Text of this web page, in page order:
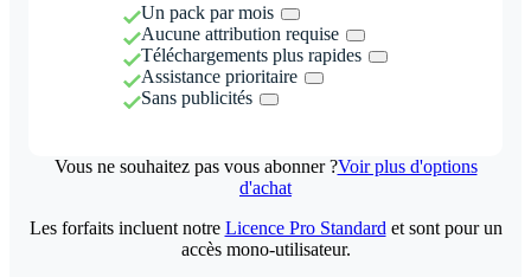
Un pack par mois
Aucune attribution requise
Téléchargements plus rapides
Assistance prioritaire
Sans publicités
Vous ne souhaitez pas vous abonner ?Voir plus d'options
d'achat
Les forfaits incluent notre Licence Pro Standard et sont pour un
accès mono-utilisateur.